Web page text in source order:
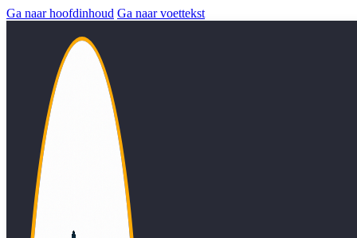
Ga naar hoofdinhoud Ga naar voettekst